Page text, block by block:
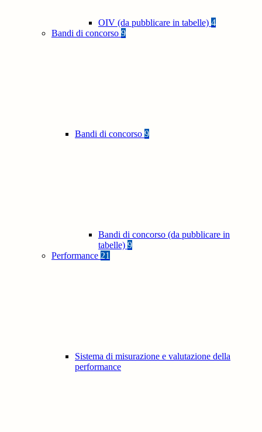
OIV (da pubblicare in tabelle) 4
Bandi di concorso 9
Bandi di concorso 9
Bandi di concorso (da pubblicare in
tabelle) 9
Performance 21
Sistema di misurazione e valutazione della
performance